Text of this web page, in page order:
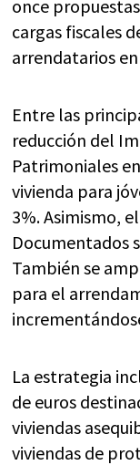
once
cargas fiscales
arrendatarios
Entre las
reducción del
Patrimoniales
vivienda para
3%. Asimismo,
Documentados
También se
para el
La estrategia
de euros
viviendas
viviendas de